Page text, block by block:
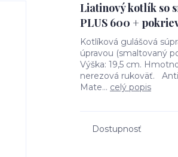
Liatinový kotlík so
PLUS 600 +
Kotlíková gulášová
úpravou (smaltovaný
Výška: 19,5 cm.
nerezová rukoväť.
Mate... celý popis
Dostupnosť